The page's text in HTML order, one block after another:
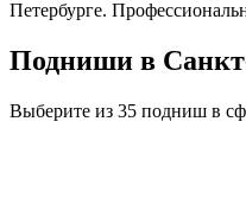
Петербурге.
Подниши в
Выберите из 35 подниш в